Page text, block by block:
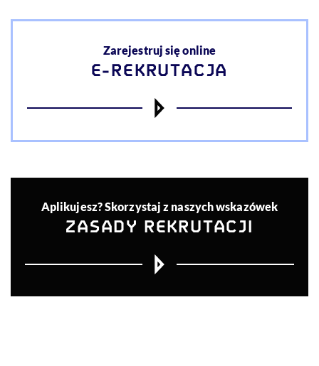
Zarejestruj się online
E-REKRUTACJA
Aplikujesz? Skorzystaj z naszych wskazówek
ZASADY REKRUTACJI